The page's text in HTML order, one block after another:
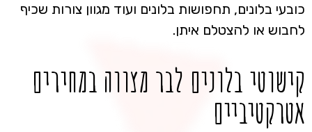
כובעי בלונים, תחפושות בלונים ועוד מגוון צורות שכיף
לחבוש או להצטלם איתן.
קישוטי בלונים לבר מצווה במחירים
אטרקטיביים